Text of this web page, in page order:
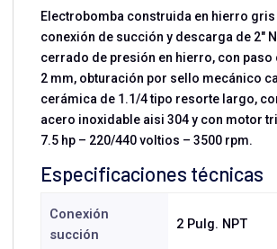
Electrobomba construida en hierro gris
conexión de succión y descarga de 2"
cerrado de presión en hierro, con
2 mm, obturación por sello mecánico
cerámica de 1.1/4 tipo resorte largo,
acero inoxidable aisi 304 y con motor
7.5 hp – 220/440 voltios – 3500 rpm.
Especificaciones técnicas
Conexión
succión
2 Pulg. NPT